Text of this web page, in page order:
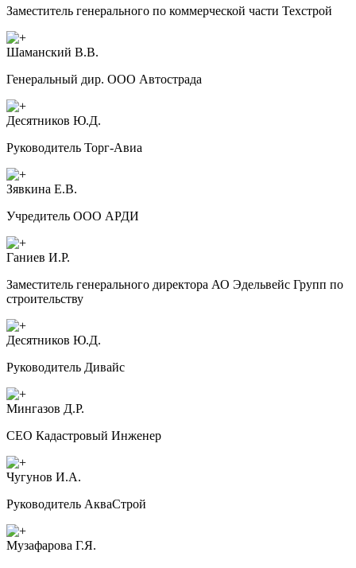
Заместитель генерального по коммерческой части Техстрой
Шаманский В.В.
Генеральный дир. ООО Автострада
Десятников Ю.Д.
Руководитель Торг-Авиа
Зявкина Е.В.
Учредитель ООО АРДИ
Ганиев И.Р.
Заместитель генерального директора АО Эдельвейс Групп по
строительству
Десятников Ю.Д.
Руководитель Дивайс
Мингазов Д.Р.
CEO Кадастровый Инженер
Чугунов И.А.
Руководитель АкваСтрой
Музафарова Г.Я.